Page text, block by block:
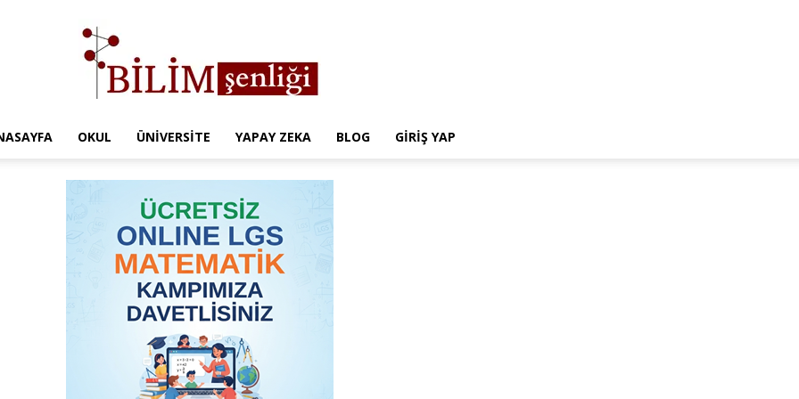
Eğitim
Kampüsü
OKUL ÜNIVERSITE YAPAY ZEKA BLOG GIRIŞ YAP